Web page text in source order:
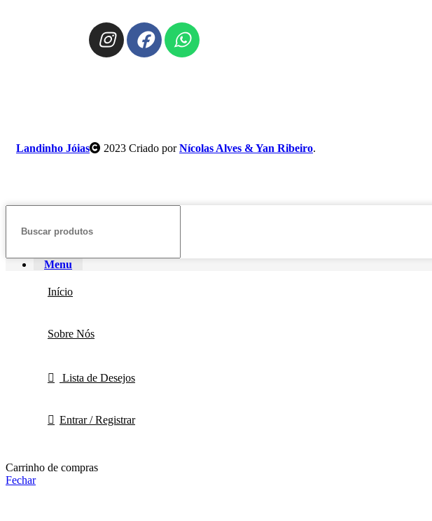
Landinho Jóias 2023 Criado porNícolas Alves & Yan Ribeiro.
Menu
Início
Sobre Nós
Lista de Desejos
Entrar / Registrar
Carrinho de compras
Fechar